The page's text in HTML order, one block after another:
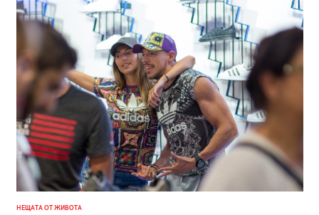
НЕЩАТА ОТ ЖИВОТА